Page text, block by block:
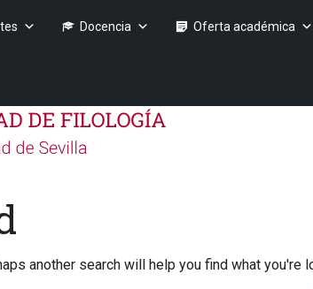
Docencia Oferta académica
another search will help you find what you're